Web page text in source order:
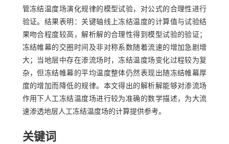
管冻结温度场演化规律的模型试验，对公式的合理性进行
验证。结果表明：关键轴线上冻结温度的计算值与试验结
果吻合程度较高，解析解的合理性得到模型试验的验证；
冻结帷幕的交圈时间及非对称系数随着流速的增加急剧增
大；当地层中存在渗流场时，冻结温度场变化过程较为复
杂，但冻结帷幕的平均温度整体仍然表现出随冻结帷幕厚
度的增加而降低的规律。本文得出的解析解能够对渗流场
作用下人工冻结温度场进行较为准确的数学描述，为大流
速渗透地层人工冻结温度场的计算提供参考。
关键词